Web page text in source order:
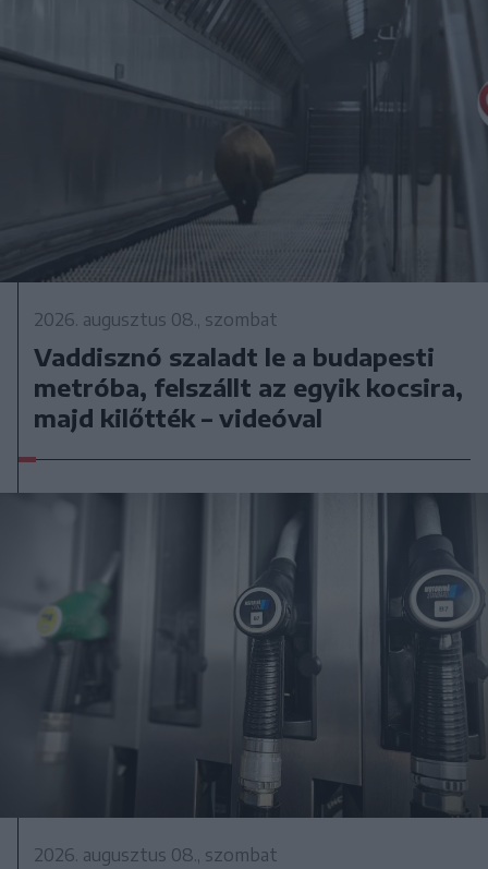
2026. augusztus 08., szombat
Vaddisznó szaladt le a budapesti
metróba, felszállt az egyik kocsira,
majd kilőtték – videóval
2026. augusztus 08., szombat